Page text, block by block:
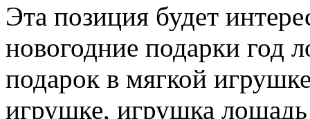
Эта позиция будет
новогодние подарки год
подарок в мягкой
игрушке, игрушка